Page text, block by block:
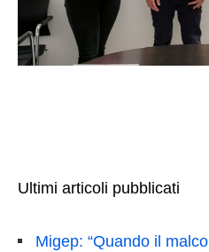
Ultimi articoli pubblicati
Migep: “Quando il